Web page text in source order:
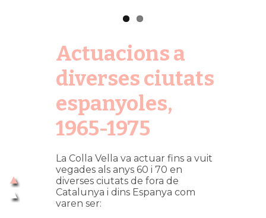
Actuacions a
diverses ciutats
espanyoles,
1965-1975
La Colla Vella va actuar fins a vuit
vegades als anys 60 i 70 en
diverses ciutats de fora de
Catalunya i dins Espanya com
varen ser: